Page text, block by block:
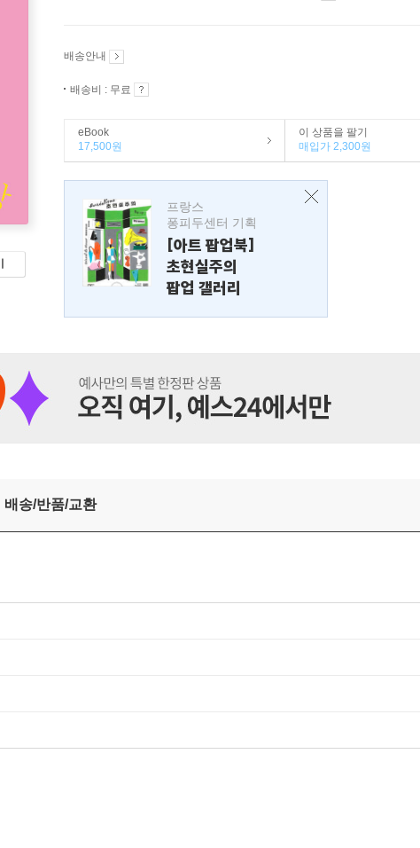
배송안내
배송비 : 무료
eBook
17,500원
이 상품을 팔기
매입가 2,300원
프랑스
퐁피두센터 기획
[아트 팝업북]
초현실주의
팝업 갤러리
배송/반품/교환